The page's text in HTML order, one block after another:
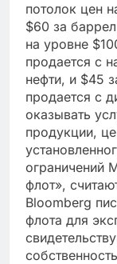
потолок цен
$60 за
на уровне
продается с
нефти, и $45
продается с
оказывать
продукции,
ограничений
флот»,
Bloomberg
флота для